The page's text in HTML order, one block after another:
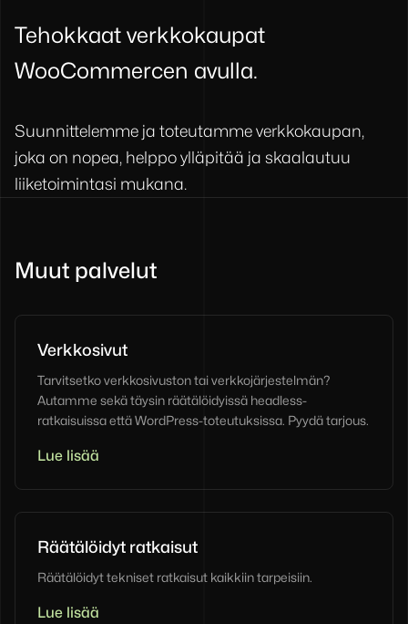
Tehokkaat verkkokaupat
WooCommercen avulla.
Suunnittelemme ja toteutamme verkkokaupan,
joka on nopea, helppo ylläpitää ja skaalautuu
liiketoimintasi mukana.
Muut palvelut
Verkkosivut
Tarvitsetko verkkosivuston tai verkkojärjestelmän?
Autamme sekä täysin räätälöidyissä headless-
ratkaisuissa että WordPress-toteutuksissa. Pyydä tarjous.
Lue lisää
Räätälöidyt ratkaisut
Räätälöidyt tekniset ratkaisut kaikkiin tarpeisiin.
Lue lisää